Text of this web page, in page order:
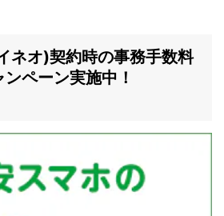
ネオ)契約時の事務手数料
ペーン実施中！